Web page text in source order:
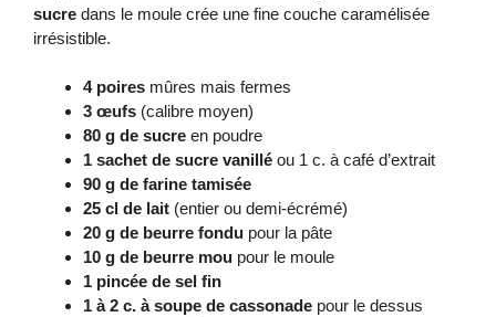
sucre dans le moule crée une fine couche caramélisée
irrésistible.
4 poires mûres mais fermes
3 œufs (calibre moyen)
80 g de sucre en poudre
1 sachet de sucre vanillé ou 1 c. à café d’extrait
90 g de farine tamisée
25 cl de lait (entier ou demi-écrémé)
20 g de beurre fondu pour la pâte
10 g de beurre mou pour le moule
1 pincée de sel fin
1 à 2 c. à soupe de cassonade pour le dessus